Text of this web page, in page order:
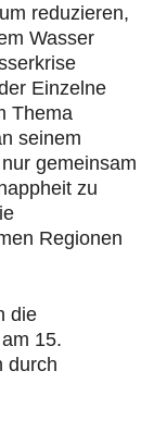
reduzieren,
Wasser
Einzelne
Thema
seinem
gemeinsam
zu
Regionen
die
15.
durch